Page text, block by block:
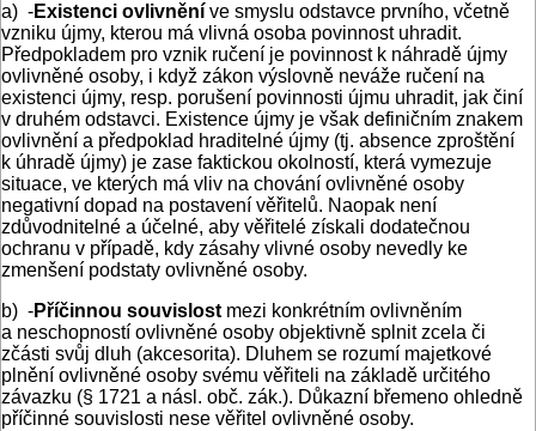
a) ‑Existenci ovlivnění ve smyslu odstavce prvního, včetně
vzniku újmy, kterou má vlivná osoba povinnost uhradit.
Předpokladem pro vznik ručení je povinnost k náhradě újmy
ovlivněné osoby, i když zákon výslovně neváže ručení na
existenci újmy, resp. porušení povinnosti újmu uhradit, jak činí
v druhém odstavci. Existence újmy je však definičním znakem
ovlivnění a předpoklad hraditelné újmy (tj. absence zproštění
k úhradě újmy) je zase faktickou okolností, která vymezuje
situace, ve kterých má vliv na chování ovlivněné osoby
negativní dopad na postavení věřitelů. Naopak není
zdůvodnitelné a účelné, aby věřitelé získali dodatečnou
ochranu v případě, kdy zásahy vlivné osoby nevedly ke
zmenšení podstaty ovlivněné osoby.
b) ‑Příčinnou souvislost mezi konkrétním ovlivněním
a neschopností ovlivněné osoby objektivně splnit zcela či
zčásti svůj dluh (akcesorita). Dluhem se rozumí majetkové
plnění ovlivněné osoby svému věřiteli na základě určitého
závazku (§ 1721 a násl. obč. zák.). Důkazní břemeno ohledně
příčinné souvislosti nese věřitel ovlivněné osoby.